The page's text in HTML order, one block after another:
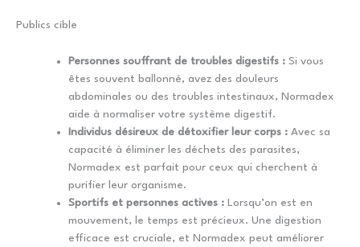
Publics cible
Personnes souffrant de troubles digestifs : Si vous
êtes souvent ballonné, avez des douleurs
abdominales ou des troubles intestinaux, Normadex
aide à normaliser votre système digestif.
Individus désireux de détoxifier leur corps : Avec sa
capacité à éliminer les déchets des parasites,
Normadex est parfait pour ceux qui cherchent à
purifier leur organisme.
Sportifs et personnes actives : Lorsqu’on est en
mouvement, le temps est précieux. Une digestion
efficace est cruciale, et Normadex peut améliorer